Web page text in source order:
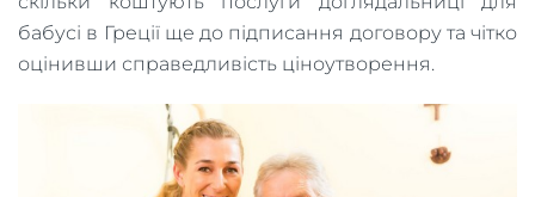
бабусі в Греції ще до підписання договору та чітко
оцінивши справедливість ціноутворення.